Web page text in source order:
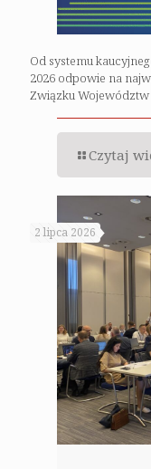
Od systemu
2026 odpowie na
Związku Województw
Czytaj
2 lipca 2026